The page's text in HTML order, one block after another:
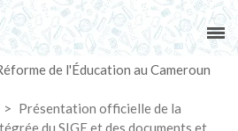
de l'Éducation au Cameroun
> Présentation officielle de la
du SIGE et des documents et